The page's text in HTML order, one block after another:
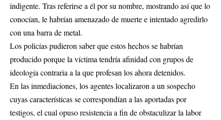
indigente. Tras referirse a él por su nombre, mostrando así que lo
conocían, le habrían amenazado de muerte e intentado agredirlo
con una barra de metal.
Los policías pudieron saber que estos hechos se habrían
producido porque la víctima tendría afinidad con grupos de
ideología contraria a la que profesan los ahora detenidos.
En las inmediaciones, los agentes localizaron a un sospecho
cuyas características se correspondían a las aportadas por
testigos, el cual opuso resistencia a fin de obstaculizar la labor